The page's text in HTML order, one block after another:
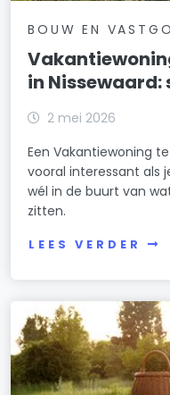
BOUW EN
in
2 mei 2026
Een Vakantiewoning
vooral interessant als
wél in de buurt van
zitten.
LEES VERDER